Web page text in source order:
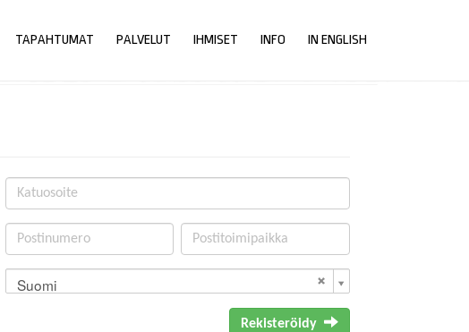
TAPAHTUMAT PALVELUT IHMISET INFO IN ENGLISH
Suomi
Rekisteröidy